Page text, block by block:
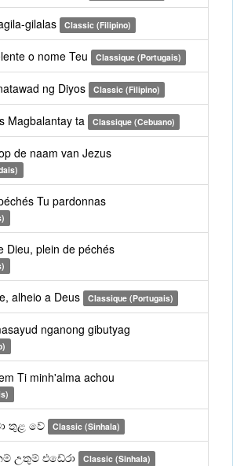
gilalas Classic (Filipino)
o nome Teu Classique (Portugais)
ng Diyos Classic (Filipino)
Magbalantay ta Classique (Cebuano)
de naam van Jezus
Tu pardonnas
Dieu, plein de péchés
alheio a Deus Classique (Portugais)
nganong gibutyag
Ti minh'alma achou
තුළ වේ Classic (Sinhala)
උතුම් එඩේරා Classic (Sinhala)